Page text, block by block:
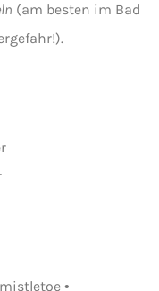
(am besten im Bad